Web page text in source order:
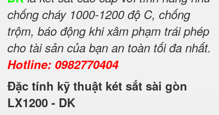
chống cháy 1000-1200 độ C, chống
trộm, báo động khi xâm phạm trái phép
cho tài sản của bạn an toàn tối đa nhất.
Hotline: 0982770404
Đặc tính kỹ thuật két sắt sài gòn
LX1200 - DK